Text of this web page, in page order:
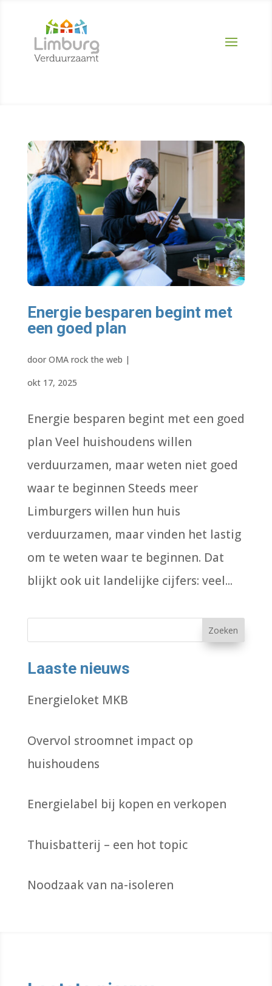
Energie besparen begint met
een goed plan
door OMA rock the web |
okt 17, 2025
Energie besparen begint met een goed
plan Veel huishoudens willen
verduurzamen, maar weten niet goed
waar te beginnen Steeds meer
Limburgers willen hun huis
verduurzamen, maar vinden het lastig
om te weten waar te beginnen. Dat
blijkt ook uit landelijke cijfers: veel...
Zoeken
Laaste nieuws
Energieloket MKB
Overvol stroomnet impact op
huishoudens
Energielabel bij kopen en verkopen
Thuisbatterij – een hot topic
Noodzaak van na-isoleren